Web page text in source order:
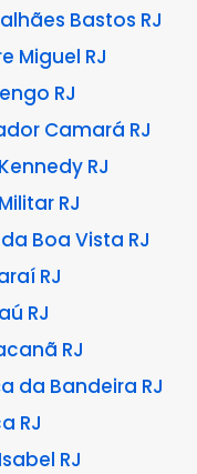
Bastos RJ
Miguel RJ
RJ
Camará RJ
RJ
RJ
Boa Vista RJ
RJ
RJ
RJ
da Bandeira RJ
RJ
RJ